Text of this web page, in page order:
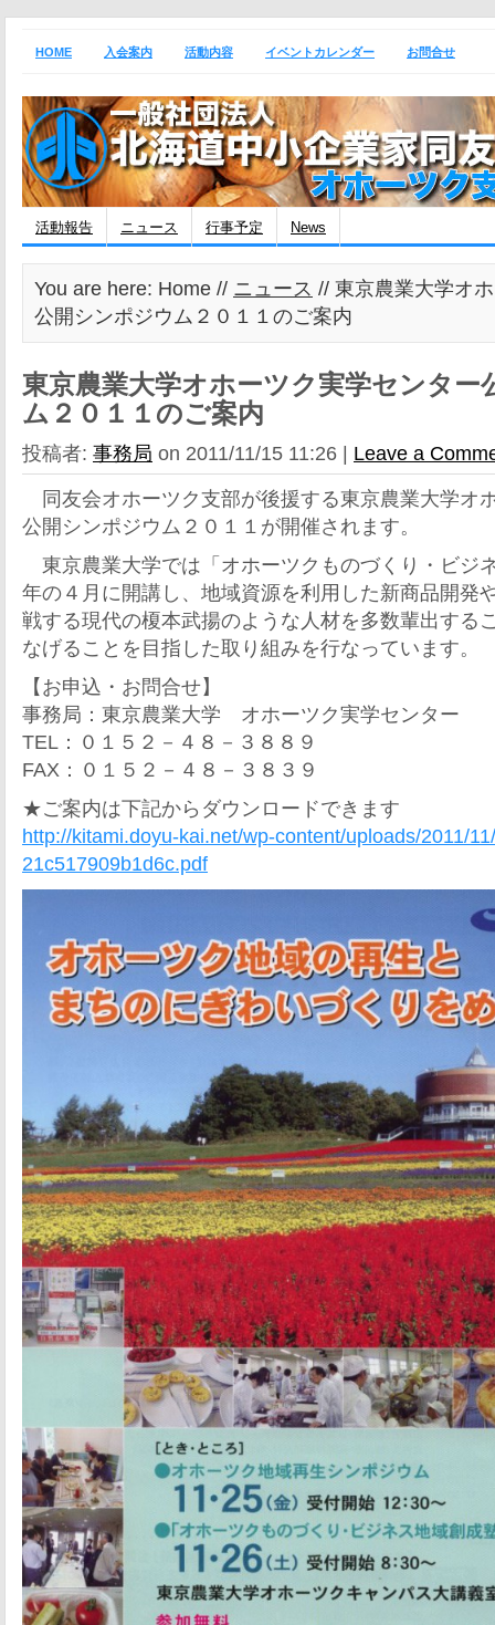
HOME 入会案内 活動内容 イベントカレンダー お問合せ
活動報告 ニュース 行事予定 News
You are here: Home // ニュース // 東京農業大学オ
公開シンポジウム２０１１のご案内
東京農業大学オホーツク実学センター
ム２０１１のご案内
投稿者: 事務局 on 2011/11/15 11:26 | Leave a
同友会オホーツク支部が後援する東京農業大学オ
公開シンポジウム２０１１が開催されます。
東京農業大学では「オホーツクものづくり・ビジ
年の４月に開講し、地域資源を利用した新商品開発
戦する現代の榎本武揚のような人材を多数輩出する
なげることを目指した取り組みを行なっています。
【お申込・お問合せ】
事務局：東京農業大学 オホーツク実学センター
TEL：０１５２－４８－３８８９
FAX：０１５２－４８－３８３９
★ご案内は下記からダウンロードできます
http://kitami.doyu-kai.net/wp-content/uploads/2011/
21c517909b1d6c.pdf